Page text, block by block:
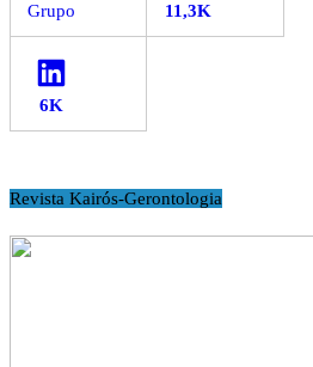
LinkedIn
Revista Kairós-Gerontologia